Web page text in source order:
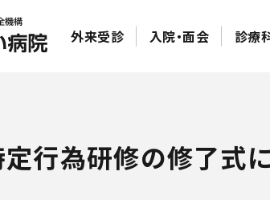
外来受診 入院・面会 診療
行為研修の修了式